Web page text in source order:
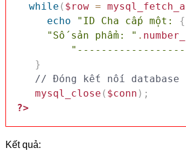
while ( $row =
echo
"ID Cha cấp một: {
"Số sản phẩm: " .
}
// Đóng kết nối database
mysql_close ( $conn ) ;
?>
Kết quả: